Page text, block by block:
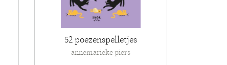
52 poezenspelletjes
annemarieke piers